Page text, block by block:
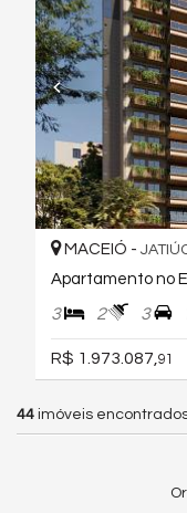
MACEIÓ -
Apartamento no
3 2 3
R$ 1.973.087, 91
44 imóveis